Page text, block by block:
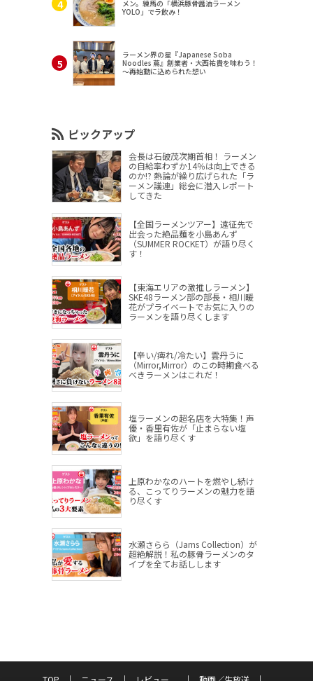
メン。練馬の「横浜豚骨醤油ラーメン
YOLO」でラ飲み！
ラーメン界の星『Japanese Soba
Noodles 蔦』創業者・大西祐貴を味わう！
～再始動に込められた想い
ピックアップ
会長は石破茂次期首相！ ラーメン
の自給率わずか14％は向上できる
のか!? 熱論が繰り広げられた「ラ
ーメン議連」総会に潜入レポート
してきた
【全国ラーメンツアー】遠征先で
出会った絶品麺を小島あんず
（SUMMER ROCKET）が語り尽く
す！
【東海エリアの激推しラーメン】
SKE48ラーメン部の部長・相川暖
花がプライベートでお気に入りの
ラーメンを語り尽くします
【辛い/痺れ/冷たい】雲丹うに
（Mirror,Mirror）のこの時期食べる
べきラーメンはこれだ！
塩ラーメンの超名店を大特集！声
優・香里有佐が「止まらない塩
欲」を語り尽くす
上原わかなのハートを燃やし続け
る、こってりラーメンの魅力を語
り尽くす
水瀬さらら（Jams Collection）が
超絶解説！私の豚骨ラーメンのタ
イプを全てお話しします